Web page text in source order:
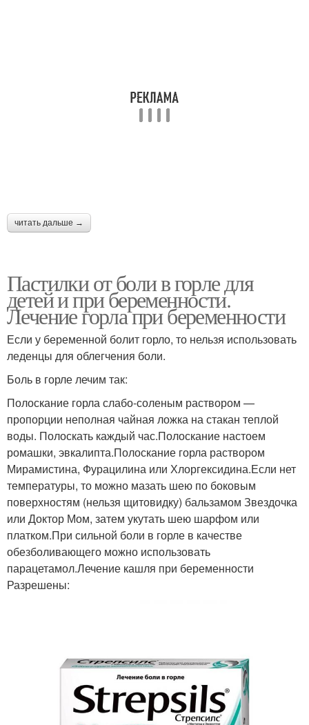
читать дальше →
Пастилки от боли в горле для
детей и при беременности.
Лечение горла при беременности
Если у беременной болит горло, то нельзя использовать
леденцы для облегчения боли.
Боль в горле лечим так:
Полоскание горла слабо-соленым раствором —
пропорции неполная чайная ложка на стакан теплой
воды. Полоскать каждый час.Полоскание настоем
ромашки, эвкалипта.Полоскание горла раствором
Мирамистина, Фурацилина или Хлоргексидина.Если нет
температуры, то можно мазать шею по боковым
поверхностям (нельзя щитовидку) бальзамом Звездочка
или Доктор Мом, затем укутать шею шарфом или
платком.При сильной боли в горле в качестве
обезболивающего можно использовать
парацетамол.Лечение кашля при беременности
Разрешены: